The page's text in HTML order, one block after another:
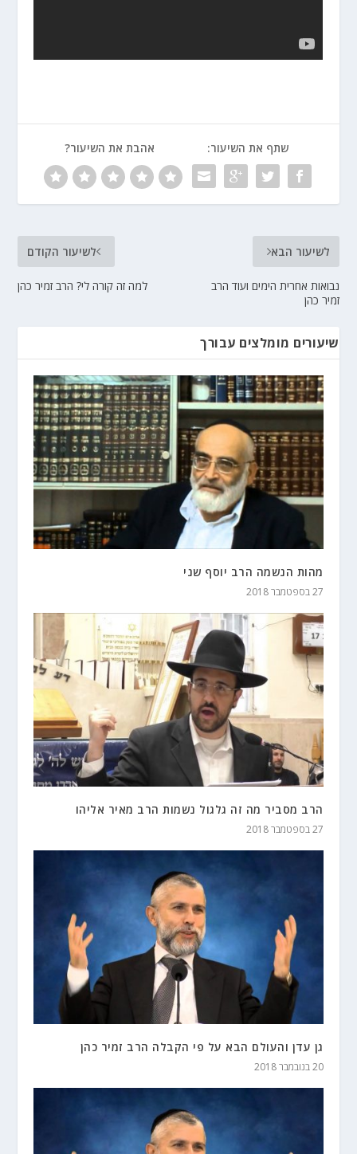
שתף את השיעור: אהבת את השיעור?
לשיעור הקודם
למה זה קורה לי? הרב זמיר כהן
לשיעור הבא
נבואות אחרית הימים ועוד הרב
זמיר כהן
שיעורים מומלצים עבורך
מהות הנשמה הרב יוסף שני
27 בספטמבר 2018
הרב מסביר מה זה גלגול נשמות הרב מאיר אליהו
27 בספטמבר 2018
גן עדן והעולם הבא על פי הקבלה הרב זמיר כהן
20 בנובמבר 2018